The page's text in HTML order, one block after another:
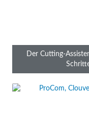
Der Cutting-